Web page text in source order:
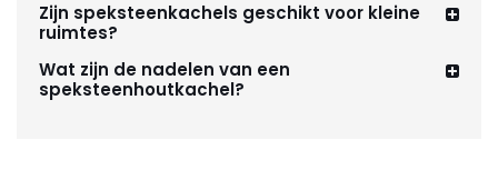
Zijn speksteenkachels geschikt voor kleine
ruimtes?
Wat zijn de nadelen van een
speksteenhoutkachel?